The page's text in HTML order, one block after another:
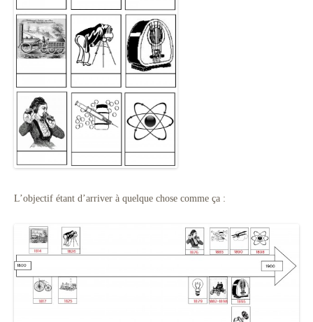
L’objectif étant d’arriver à quelque chose comme ça :